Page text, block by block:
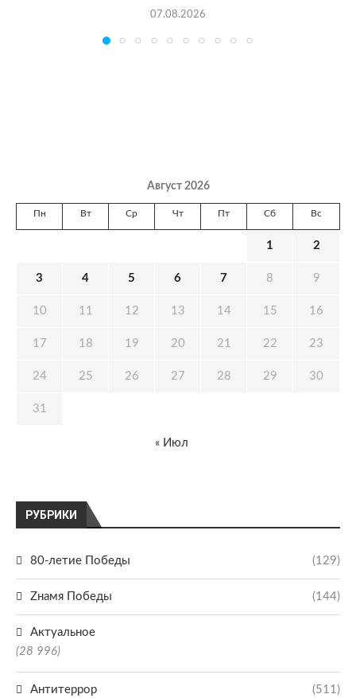
07.08.2026
РУБРИКИ
80-летие Победы (129)
Zнамя Победы (144)
Актуальное
(28 996)
Антитеррор (511)
Август 2026
Пн Вт Ср Чт Пт Сб Вс
1 2
3 4 5 6 7 8 9
10 11 12 13 14 15 16
17 18 19 20 21 22 23
24 25 26 27 28 29 30
31
« Июл